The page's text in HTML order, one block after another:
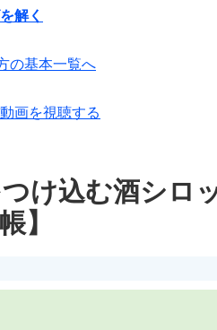
解く
の基本一覧へ
画を視聴する
け込む酒シロ
】